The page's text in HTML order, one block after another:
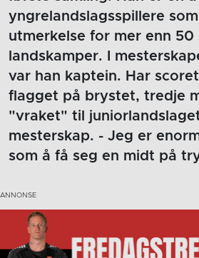
yngrelandslagsspillere
utmerkelse for mer enn 50
landskamper. I
var han kaptein. Har scoret
flagget på brystet, tredje
"vraket" til
mesterskap. - Jeg er
som å få seg en midt på